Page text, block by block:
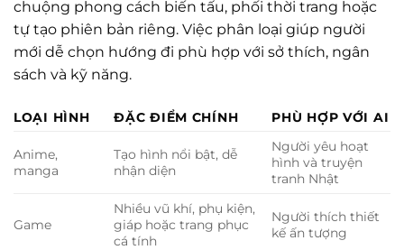
chuộng phong cách biến tấu, phối thời trang hoặc
tự tạo phiên bản riêng. Việc phân loại giúp người
mới dễ chọn hướng đi phù hợp với sở thích, ngân
sách và kỹ năng.
LOẠI HÌNH ĐẶC ĐIỂM CHÍNH PHÙ HỢP VỚI AI
Anime,
manga
Tạo hình nổi bật, dễ
nhận diện
Người yêu hoạt
hình và truyện
tranh Nhật
Game
Nhiều vũ khí, phụ kiện,
giáp hoặc trang phục
cá tính
Người thích thiết
kế ấn tượng